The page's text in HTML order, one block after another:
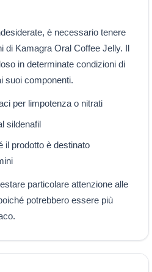
è necessario tenere
di Kamagra Oral Coffee Jelly. Il
in determinate condizioni di
suoi componenti.
per limpotenza o nitrati
sildenafil
il prodotto è destinato
particolare attenzione alle
potrebbero essere più